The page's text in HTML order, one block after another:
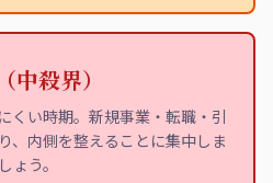
中殺界）
くい時期。新規事業・転職・引
、内側を整えることに集中しま
しょう。